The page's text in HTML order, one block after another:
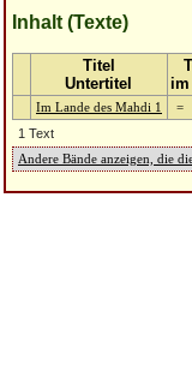
Inhalt (Texte)
Titel
Untertitel
im
Im Lande des Mahdi 1 =
1 Text
Andere Bände anzeigen, die